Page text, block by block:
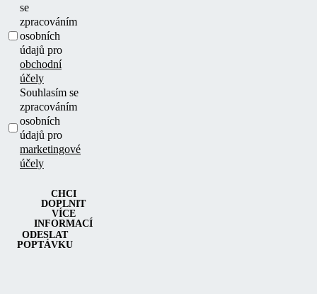
se
zpracováním
osobních
údajů pro
obchodní
účely
Souhlasím se
zpracováním
osobních
údajů pro
marketingové
účely
ODESLAT
POPTÁVKU
CHCI
DOPLNIT
VÍCE
INFORMACÍ